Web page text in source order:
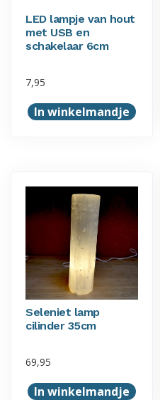
LED lampje van hout
met USB en
schakelaar 6cm
7,95
In winkelmandje
Seleniet lamp
cilinder 35cm
69,95
In winkelmandje